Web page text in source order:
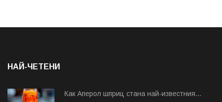
НАЙ-ЧЕТЕНИ
Как Аперол шприц стана най-известния...